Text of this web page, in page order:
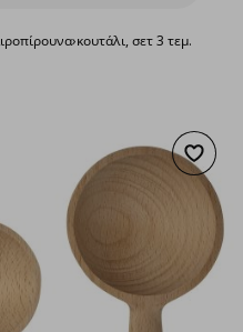
›κουτάλι, σετ 3 τεμ.